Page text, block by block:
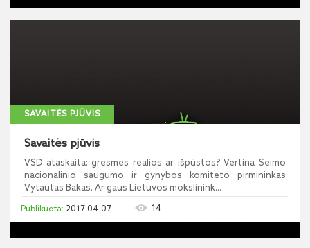
SAVAITĖS PJŪVIS
Savaitės pjūvis
VSD ataskaita: grėsmės realios ar išpūstos? Vertina Seimo
nacionalinio saugumo ir gynybos komiteto pirmininkas
Vytautas Bakas. Ar gaus Lietuvos mokslinink...
2017-04-07 14